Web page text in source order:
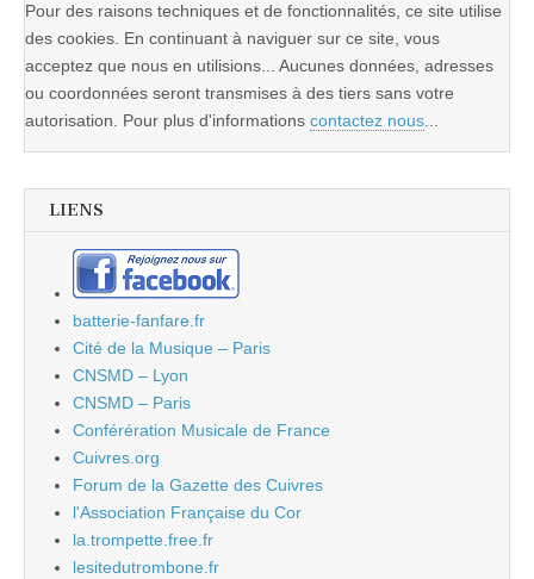
Pour des raisons techniques et de fonctionnalités, ce site utilise
des cookies. En continuant à naviguer sur ce site, vous
acceptez que nous en utilisions... Aucunes données, adresses
ou coordonnées seront transmises à des tiers sans votre
autorisation. Pour plus d'informations contactez nous...
LIENS
batterie-fanfare.fr
Cité de la Musique – Paris
CNSMD – Lyon
CNSMD – Paris
Conférération Musicale de France
Cuivres.org
Forum de la Gazette des Cuivres
l'Association Française du Cor
la.trompette.free.fr
lesitedutrombone.fr